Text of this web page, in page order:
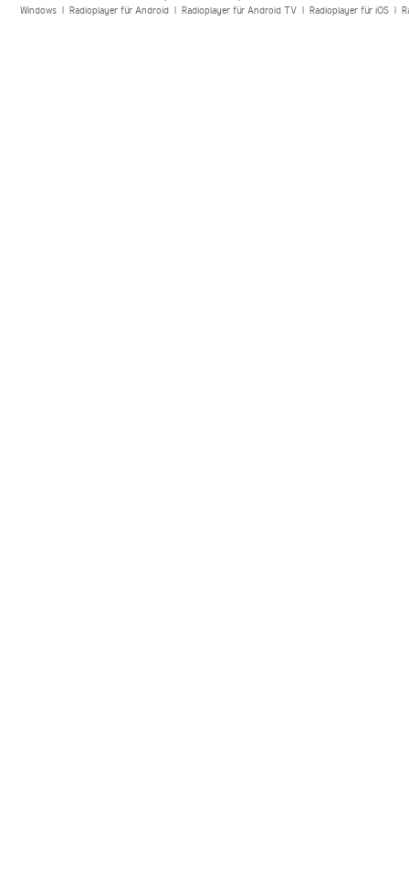
Windows| Radioplayer für Android| Radioplayer für Android TV| Radioplayer für iOS|